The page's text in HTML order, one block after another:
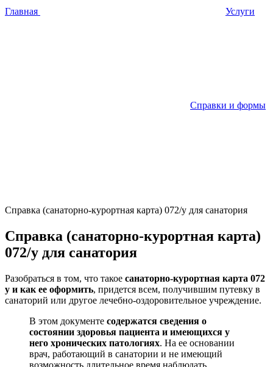
Главная Услуги
Справки и формы
Справка (санаторно-курортная карта) 072/у для санатория
Справка (санаторно-курортная карта)
072/у для санатория
Разобраться в том, что такое санаторно-курортная карта 072
у и как ее оформить, придется всем, получившим путевку в
санаторий или другое лечебно-оздоровительное учреждение.
В этом документе содержатся сведения о
состоянии здоровья пациента и имеющихся у
него хронических патологиях. На ее основании
врач, работающий в санатории и не имеющий
возможность длительное время наблюдать